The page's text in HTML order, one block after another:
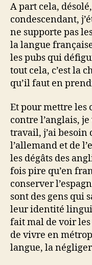
A part cela,
condescendant,
ne supporte pas
la langue
les pubs qui
tout cela, c’est la
qu’il faut en
Et pour mettre les
contre l’anglais,
travail, j’ai besoin
l’allemand et de
les dégâts des
fois pire qu’en
conserver
sont des gens qui
leur identité
fait mal de voir
de vivre en
langue, la